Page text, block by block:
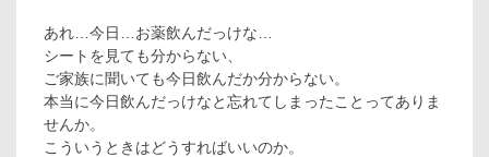
あれ…今日…お薬飲んだっけな…
シートを見ても分からない、
ご家族に聞いても今日飲んだか分からない。
本当に今日飲んだっけなと忘れてしまったことってありま
せんか。
こういうときはどうすればいいのか。